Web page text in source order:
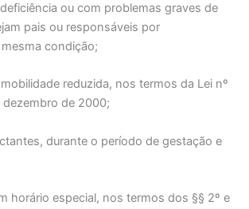
ou com problemas graves de
pais ou responsáveis por
condição;
reduzida, nos termos da Lei nº
dezembro de 2000;
durante o período de gestação e
horário especial, nos termos dos §§ 2º e